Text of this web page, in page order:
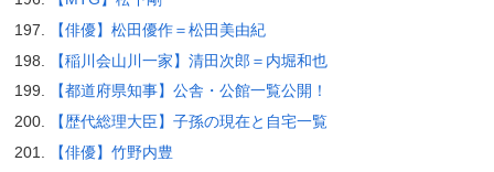
【俳優】松田優作＝松田美由紀
【稲川会山川一家】清田次郎＝内堀和也
【都道府県知事】公舎・公館一覧公開！
【歴代総理大臣】子孫の現在と自宅一覧
【俳優】竹野内豊